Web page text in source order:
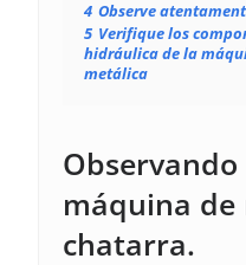
4 Observe
5 Verifique los
hidráulica de la
metálica
máquina de
chatarra.